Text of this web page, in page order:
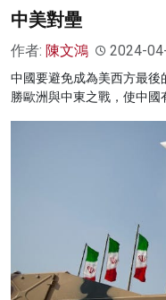
中美對壘
作者: 陳文鴻 2024-
中國要避免成為美西方最
勝歐洲與中東之戰，使中國